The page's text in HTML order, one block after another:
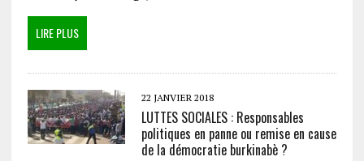
LIRE PLUS
22 JANVIER 2018
LUTTES SOCIALES : Responsables
politiques en panne ou remise en cause
de la démocratie burkinabè ?